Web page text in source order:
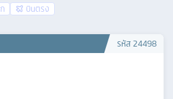
บินตรง
รหัส24498